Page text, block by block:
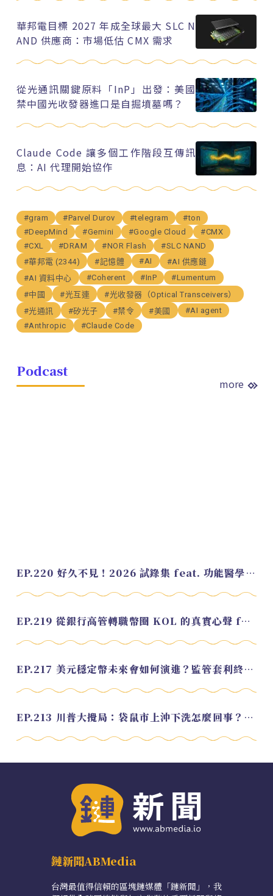
華邦電目標 2027 年成全球最大 SLC N
AND 供應商：市場低估 CMX 需求
從光通訊關鍵原料「InP」出發：美國
禁中國光收發器進口是自掘墳墓嗎？
Claude Code 讓多個工作階段互傳訊
息：AI 代理開始協作
#gram #Parvel Durov #telegram
#ton
#DeepMind
#Gemini #Google Cloud
#CMX
#CXL
#DRAM #NOR Flash
#SLC NAND
#華邦電 (2344)
#記憶體 #AI
#AI 供應鏈
#AI 資料中心
#Coherent #InP
#Lumentum
#中國
#光互連
#光收發器（Optical Transceivers）
#光通訊
#矽光子 #禁令 #美國
#AI agent
#Anthropic
#Claude Code
Podcast
more
EP.220 好久不見！2026 試錄集 feat. 功能醫學營養師 美寶
EP.219 從銀行高管轉職幣圈 KOL 的真實心聲 feat.龜大
EP.217 美元穩定幣未來會如何演進？監管套利終將收斂？feat. 研究員 余哲安
EP.213 川普大攪局：袋鼠市上沖下洗怎麼回事？feat. Alvin
鏈新聞ABMedia
台灣最值得信賴的區塊鏈媒體「鏈新聞」，我